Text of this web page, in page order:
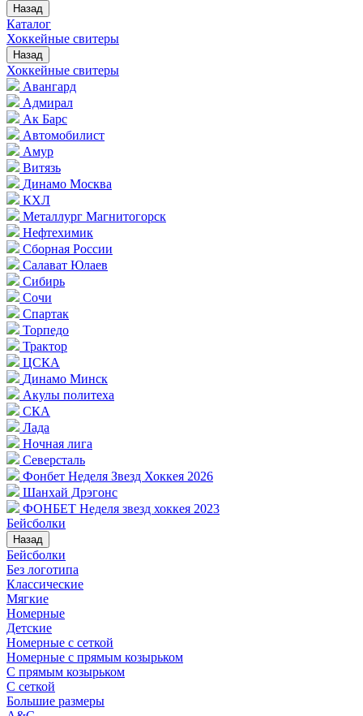
Назад
Каталог
Хоккейные свитеры
Назад
Хоккейные свитеры
Авангард
Адмирал
Ак Барс
Автомобилист
Амур
Витязь
Динамо Москва
КХЛ
Металлург Магнитогорск
Нефтехимик
Сборная России
Салават Юлаев
Сибирь
Сочи
Спартак
Торпедо
Трактор
ЦСКА
Динамо Минск
Акулы политеха
СКА
Лада
Ночная лига
Северсталь
Фонбет Неделя Звезд Хоккея 2026
Шанхай Дрэгонс
ФОНБЕТ Неделя звезд хоккея 2023
Бейсболки
Назад
Бейсболки
Без логотипа
Классические
Мягкие
Номерные
Детские
Номерные с сеткой
Номерные с прямым козырьком
С прямым козырьком
С сеткой
Большие размеры